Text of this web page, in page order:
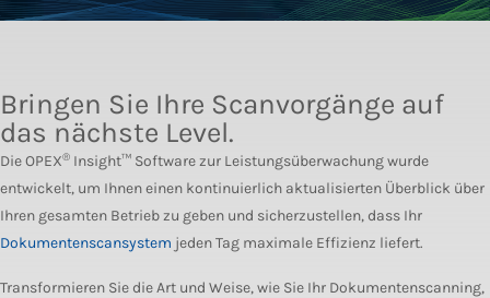
Bringen Sie Ihre Scanvorgänge auf
das nächste Level.
Die OPEX® Insight™ Software zur Leistungsüberwachung wurde
entwickelt, um Ihnen einen kontinuierlich aktualisierten Überblick über
Ihren gesamten Betrieb zu geben und sicherzustellen, dass Ihr
Dokumentenscansystem jeden Tag maximale Effizienz liefert.
Transformieren Sie die Art und Weise, wie Sie Ihr Dokumentenscanning,